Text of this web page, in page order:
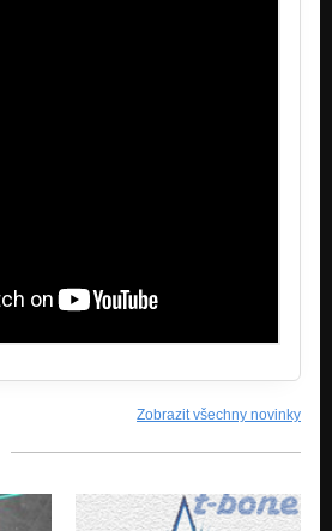
Zobrazit všechny novinky